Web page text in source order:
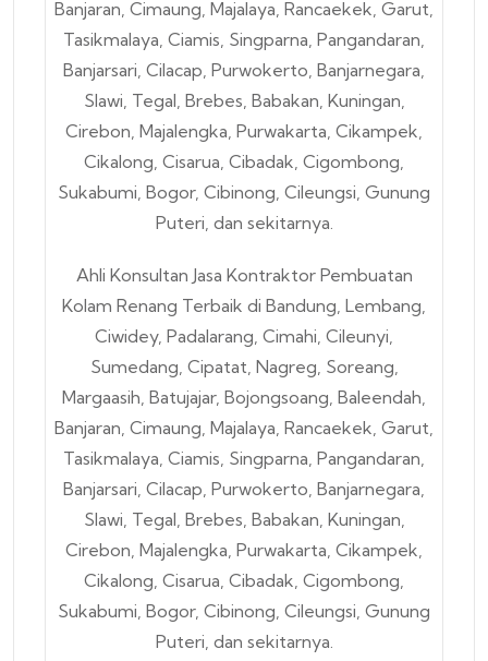
Ahli Konsultan Jasa Kontraktor Pembuatan
Kolam Renang Terbaik di Bandung, Lembang,
Ciwidey, Padalarang, Cimahi, Cileunyi,
Sumedang, Cipatat, Nagreg, Soreang,
Margaasih, Batujajar, Bojongsoang, Baleendah,
Banjaran, Cimaung, Majalaya, Rancaekek, Garut,
Tasikmalaya, Ciamis, Singparna, Pangandaran,
Banjarsari, Cilacap, Purwokerto, Banjarnegara,
Slawi, Tegal, Brebes, Babakan, Kuningan,
Cirebon, Majalengka, Purwakarta, Cikampek,
Cikalong, Cisarua, Cibadak, Cigombong,
Sukabumi, Bogor, Cibinong, Cileungsi, Gunung
Puteri, dan sekitarnya.